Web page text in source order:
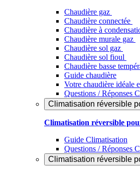
Chaudière gaz
Chaudière connectée
Chaudière à
Chaudière murale gaz
Chaudière sol gaz
Chaudière sol fioul
Chaudière basse
Guide chaudière
Votre chaudière idéale
Questions / Réponses
Climatisation réversible
Climatisation réversible
Guide Climatisation
Questions / Réponses
Climatisation réversible